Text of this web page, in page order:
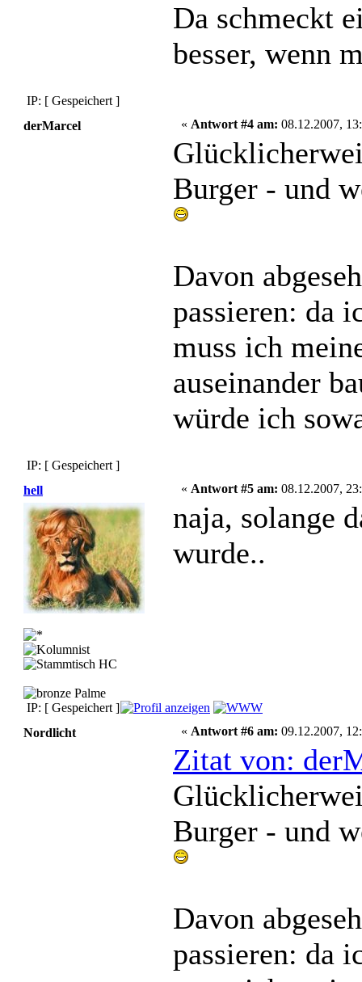
Da schmeckt
besser, wenn
IP: [ Gespeichert ]
derMarcel
« Antwort #4 am: 08.12.2007,
Burger - und
Davon
passieren: da
muss ich
auseinander
würde ich
IP: [ Gespeichert ]
hell
« Antwort #5 am: 08.12.2007,
naja, solange
wurde..
IP: [ Gespeichert ]
Nordlicht
« Antwort #6 am: 09.12.2007,
Zitat von:
Burger - und
Davon
passieren: da